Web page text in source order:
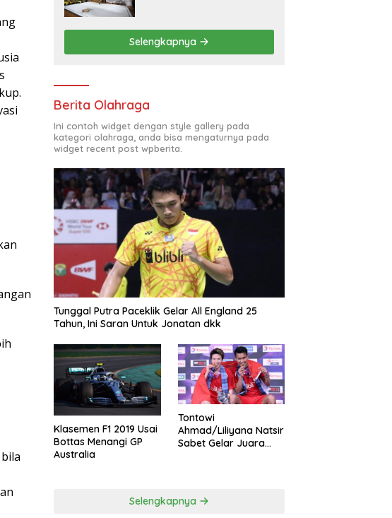
Selengkapnya
Berita Olahraga
Ini contoh widget dengan style gallery pada
kategori olahraga, anda bisa mengaturnya pada
widget recent post wpberita.
Tunggal Putra Paceklik Gelar All England 25
Tahun, Ini Saran Untuk Jonatan dkk
Klasemen F1 2019 Usai
Bottas Menangi GP
Australia
Tontowi
Ahmad/Liliyana Natsir
Sabet Gelar Juara
Selengkapnya